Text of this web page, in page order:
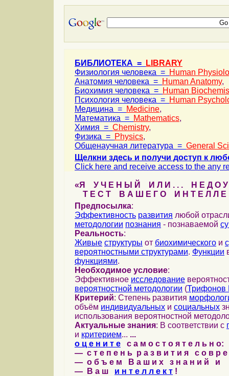
БИБЛИОТЕКА =
LIBRARY
Физиология человека = Human
Анатомия человека = Human Anatomy,
Биохимия человека = Human
Психология человека = Human
Медицина = Medicine,
Математика = Mathematics,
Химия = Chemistry,
Физика = Physics,
Общенаучная литература = General
Щелкни здесь и получи доступ к
Click here and receive access to the any
«Я У Ч Е Н Ы Й И Л И . . . Н Е Д О У
Т Е С Т В А Ш Е Г О И Н Т Е Л Л Е
Предпосылка:
Эффективность развития любой
методологии познания - познаваемой
Реальность:
Живые структуры от биохимического и
вероятностными структурами. Функции
функциями.
Необходимое условие:
Эффективное исследование
вероятностной методологии (Трифонов
Критерий: Степень развития
объём индивидуальных и социальных
использования вероятностной
Актуальные знания: В соответствии с
и критерием... ...
о ц е н и т е с а м о с т о я т е л ь н о:
— с т е п е н ь р а з в и т и я с о в р
— о б ъ е м В а ш и х з н а н и й и
— В а ш и н т е л л е к т !